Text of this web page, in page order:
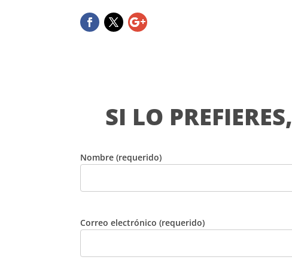
SI LO PREFIERES,
Nombre (requerido)
Correo electrónico (requerido)